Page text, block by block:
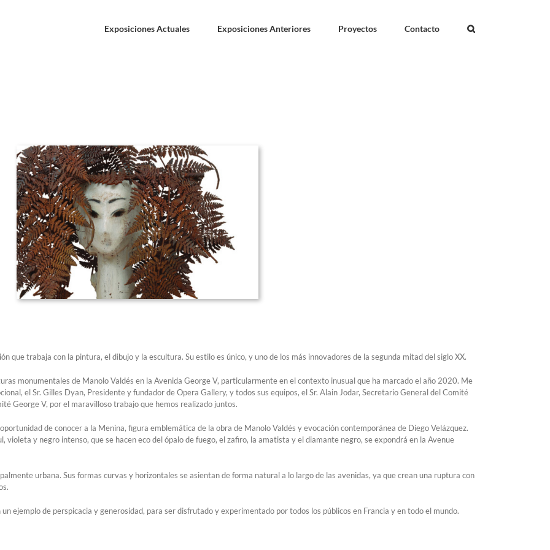
Exposiciones Actuales Exposiciones Anteriores Proyectos Contacto
que trabaja con la pintura, el dibujo y la escultura. Su estilo es único, y uno de los más innovadores de la segunda mitad del siglo XX.
monumentales de Manolo Valdés en la Avenida George V, particularmente en el contexto inusual que ha marcado el año 2020. Me
el Sr. Gilles Dyan, Presidente y fundador de Opera Gallery, y todos sus equipos, el Sr. Alain Jodar, Secretario General del Comité
George V, por el maravilloso trabajo que hemos realizado juntos.
de conocer a la Menina, figura emblemática de la obra de Manolo Valdés y evocación contemporánea de Diego Velázquez.
violeta y negro intenso, que se hacen eco del ópalo de fuego, el zafiro, la amatista y el diamante negro, se expondrá en la Avenue
urbana. Sus formas curvas y horizontales se asientan de forma natural a lo largo de las avenidas, ya que crean una ruptura con
ejemplo de perspicacia y generosidad, para ser disfrutado y experimentado por todos los públicos en Francia y en todo el mundo.